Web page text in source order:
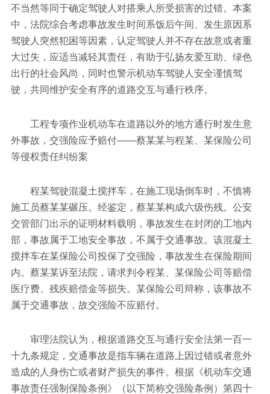
不当然等同于确定驾驶人对搭乘人所受损害的过错。本案
中，法院综合考虑事故发生时间系饭后午间、发生原因系
驾驶人突然犯困等因素，认定驾驶人并不存在故意或者重
大过失，应适当减轻其责任，有助于弘扬友爱互助、绿色
出行的社会风尚，同时也警示机动车驾驶人安全谨慎驾
驶，共同维护安全有序的道路交互与通行秩序。
工程专项作业机动车在道路以外的地方通行时发生意
外事故，交强险应予赔付——蔡某某与程某、某保险公司
等侵权责任纠纷案
程某驾驶混凝土搅拌车，在施工现场倒车时，不慎将
施工员蔡某某碾压。经鉴定，蔡某某构成六级伤残。公安
交管部门出示的证明材料载明，事故发生在封闭的工地内
部，事故属于工地安全事故，不属于交通事故。该混凝土
搅拌车在某保险公司投保了交强险，事故发生在保险期间
内。蔡某某诉至法院，请求判令程某、某保险公司等赔偿
医疗费、残疾赔偿金等损失。某保险公司辩称，该事故不
属于交通事故，故交强险不应赔付。
审理法院认为，根据道路交互与通行安全法第一百一
十九条规定，交通事故是指车辆在道路上因过错或者意外
造成的人身伤亡或者财产损失的事件。根据《机动车交通
事故责任强制保险条例》（以下简称交强险条例）第四十